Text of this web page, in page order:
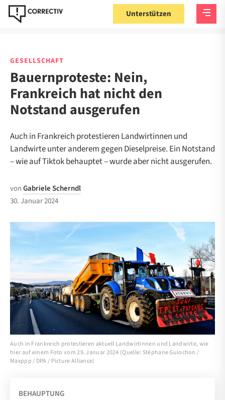
Unterstützen
GESELLSCHAFT
Bauernproteste: Nein,
Frankreich hat nicht den
Notstand ausgerufen
Auch in Frankreich protestieren Landwirtinnen und
Landwirte unter anderem gegen Dieselpreise. Ein Notstand
– wie auf Tiktok behauptet – wurde aber nicht ausgerufen.
vonGabriele Scherndl
30. Januar 2024
Auch in Frankreich protestieren aktuell Landwirtinnen und Landwirte, wie
hier auf einem Foto vom 29. Januar 2024 (Quelle: Stéphane Guiochon /
Maxppp / DPA / Picture Alliance)
BEHAUPTUNG